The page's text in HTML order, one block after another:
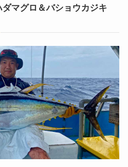
ダマグロ＆バショウカジキ